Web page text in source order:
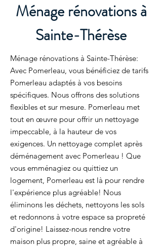
Ménage rénovations à
Sainte-Thérèse
Ménage rénovations à Sainte-Thérèse:
Avec Pomerleau, vous bénéficiez de tarifs
Pomerleau adaptés à vos besoins
spécifiques. Nous offrons des solutions
flexibles et sur mesure. Pomerleau met
tout en œuvre pour offrir un nettoyage
impeccable, à la hauteur de vos
exigences. Un nettoyage complet après
déménagement avec Pomerleau ! Que
vous emménagiez ou quittiez un
logement, Pomerleau est là pour rendre
l'expérience plus agréable! Nous
éliminons les déchets, nettoyons les sols
et redonnons à votre espace sa propreté
d'origine! Laissez-nous rendre votre
maison plus propre, saine et agréable à